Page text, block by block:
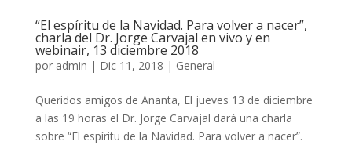
“El espíritu de la Navidad. Para volver a nacer”,
charla del Dr. Jorge Carvajal en vivo y en
webinair, 13 diciembre 2018
por admin | Dic 11, 2018 | General
Queridos amigos de Ananta, El jueves 13 de diciembre
a las 19 horas el Dr. Jorge Carvajal dará una charla
sobre “El espíritu de la Navidad. Para volver a nacer”.